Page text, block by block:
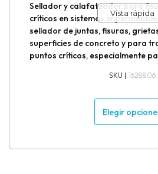
Vista rápida
Sellador y calafateador para
críticos en sistemas
sellador de juntas, fisuras,
superficies de concreto y para
puntos críticos, especialmente
SKU | 1628806
Elegir